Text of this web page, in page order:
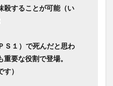
殺することが可能（い
１）で死んだと思わ
要な役割で登場。
）